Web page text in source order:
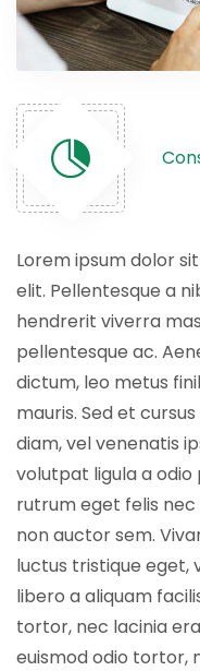
Lorem ipsum dolor
elit. Pellentesque a
hendrerit viverra
pellentesque ac.
dictum, leo metus
mauris. Sed et
diam, vel venenatis
volutpat ligula a
rutrum eget felis
non auctor sem.
luctus tristique eget,
libero a aliquam
tortor, nec lacinia
euismod odio tortor,